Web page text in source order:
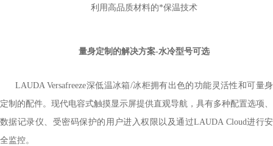
利用高品质材料的*保温技术
量身定制的解决方案-水冷型号可选
LAUDA Versafreeze深低温冰箱/冰柜拥有出色的功能灵活性和可量身
定制的配件。现代电容式触摸显示屏提供直观导航，具有多种配置选项、
数据记录仪、受密码保护的用户进入权限以及通过LAUDA Cloud进行安
全监控。